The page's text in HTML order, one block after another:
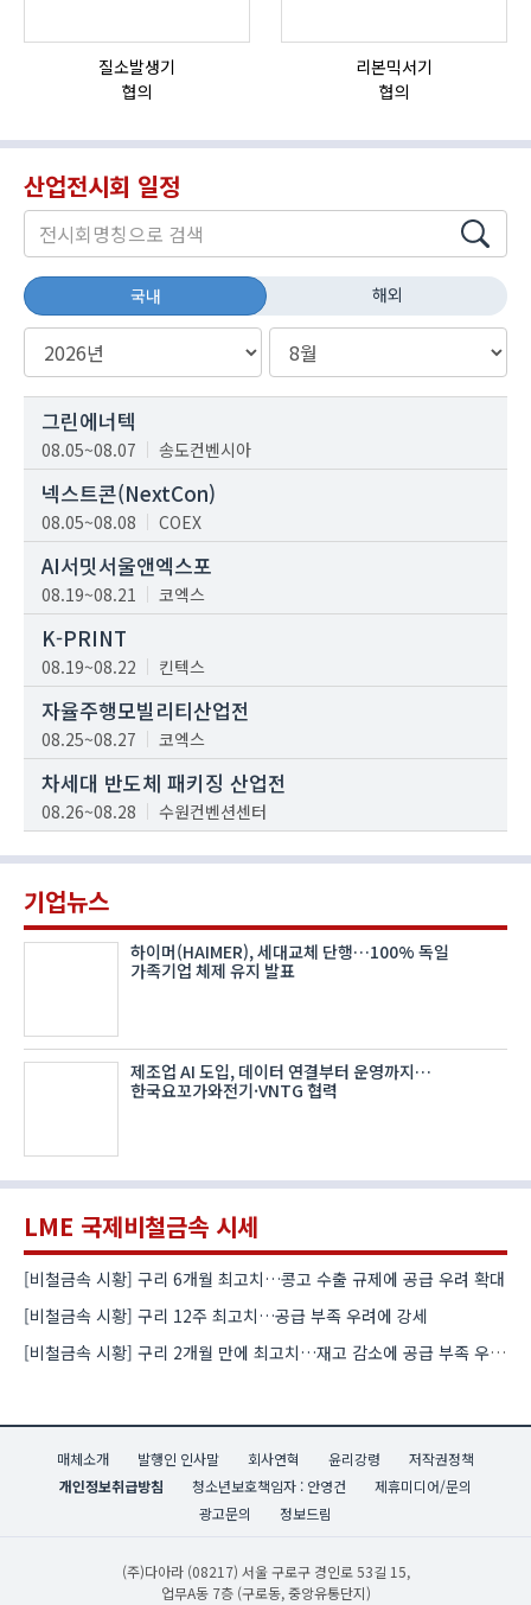
질소발생기
협의
리본믹서기
협의
산업전시회 일정
국내 해외
그린에너텍
08.05~08.07 송도컨벤시아
넥스트콘(NextCon)
08.05~08.08 COEX
AI서밋서울앤엑스포
08.19~08.21 코엑스
K-PRINT
08.19~08.22 킨텍스
자율주행모빌리티산업전
08.25~08.27 코엑스
차세대 반도체 패키징 산업전
08.26~08.28 수원컨벤션센터
기업뉴스
하이머(HAIMER), 세대교체 단행…100% 독일
가족기업 체제 유지 발표
제조업 AI 도입, 데이터 연결부터 운영까지…
한국요꼬가와전기·VNTG 협력
LME 국제비철금속 시세
[비철금속 시황] 구리 6개월 최고치…콩고 수출 규제에 공급 우려 확대
[비철금속 시황] 구리 12주 최고치…공급 부족 우려에 강세
[비철금속 시황] 구리 2개월 만에 최고치…재고 감소에 공급 부족 우려 확대
매체소개 발행인 인사말 회사연혁 윤리강령
저작권정책
개인정보취급방침
청소년보호책임자 : 안영건
제휴미디어/문의
광고문의
정보드림
(주)다아라 (08217) 서울 구로구 경인로 53길 15,
업무A동 7층 (구로동, 중앙유통단지)